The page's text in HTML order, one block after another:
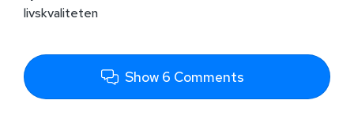
livskvaliteten
Show 6 Comments